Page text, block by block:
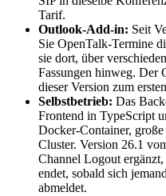
Tarif.
Outlook-Add-in: Seit
Sie OpenTalk-Termine
sie dort, über
Fassungen hinweg. Der
dieser Version zum
Selbstbetrieb: Das
Frontend in TypeScript
Docker-Container,
Cluster. Version 26.1
Channel Logout
endet, sobald sich
abmeldet.